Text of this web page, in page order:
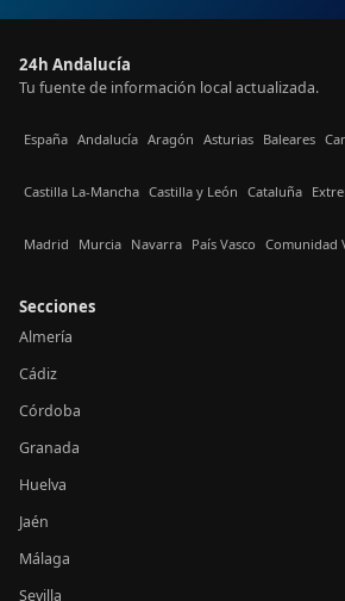
24h Andalucía
Tu fuente de información local actualizada.
España Andalucía Aragón Asturias Baleares
Castilla La-Mancha Castilla y León Cataluña
Madrid Murcia Navarra País Vasco Comunidad
Secciones
Almería
Cádiz
Córdoba
Granada
Huelva
Jaén
Málaga
Sevilla